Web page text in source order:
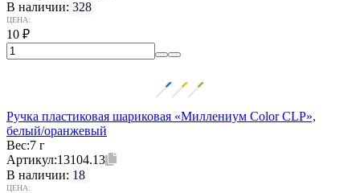
В наличии: 328
ЦЕНА:
10 ₽
Ручка пластиковая шариковая «Миллениум Color CLP»,
белый/оранжевый
Вес:7 г
Артикул:13104.13
В наличии: 18
ЦЕНА: